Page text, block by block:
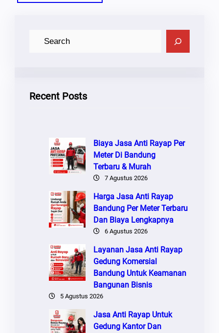
Recent Posts
Biaya Jasa Anti Rayap Per
Meter Di Bandung
Terbaru & Murah
7 Agustus 2026
Harga Jasa Anti Rayap
Bandung Per Meter Terbaru
Dan Biaya Lengkapnya
6 Agustus 2026
Layanan Jasa Anti Rayap
Gedung Komersial
Bandung Untuk Keamanan
Bangunan Bisnis
5 Agustus 2026
Jasa Anti Rayap Untuk
Gedung Kantor Dan